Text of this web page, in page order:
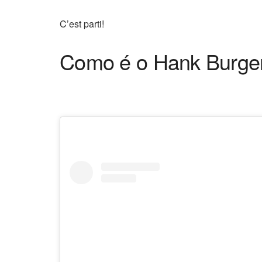
C’est parti!
Como é o Hank